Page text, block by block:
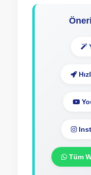
Tüm